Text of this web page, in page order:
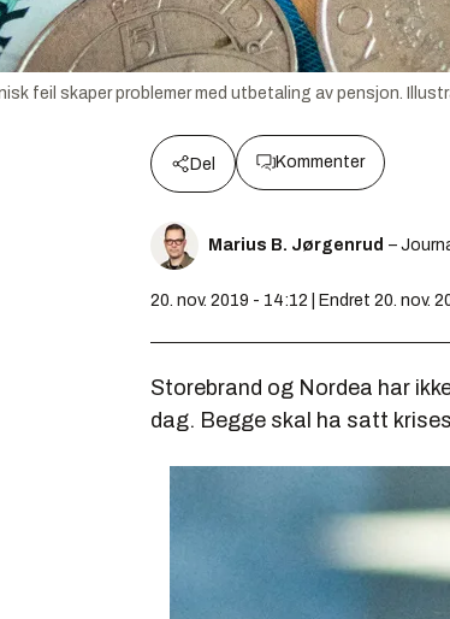
feil skaper problemer med utbetaling av pensjon.
Del Kommenter
Marius B. Jørgenrud –
20. nov. 2019 - 14:12 | Endret 20. nov.
Storebrand og Nordea har
dag. Begge skal ha satt